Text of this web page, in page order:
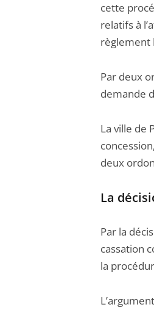
cette
relatifs à
règlement
Par deux
demande
La ville de
deux
La
Par la
cassation
la